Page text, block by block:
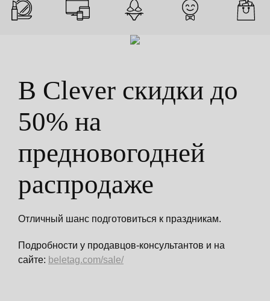
В Clever скидки до
50% на
предновогодней
распродаже
Отличный шанс подготовиться к праздникам.
Подробности у продавцов-консультантов и на
сайте: beletag.com/sale/